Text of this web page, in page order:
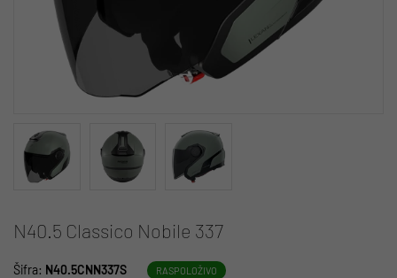
N40.5 Classico Nobile 337
Šifra: N40.5CNN337S RASPOLOŽIVO